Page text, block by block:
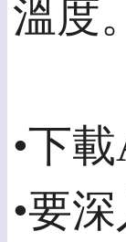
溫度。
•下
•要